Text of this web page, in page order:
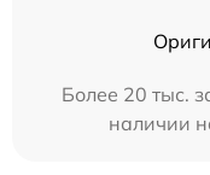
Более 20 тыс.
наличии